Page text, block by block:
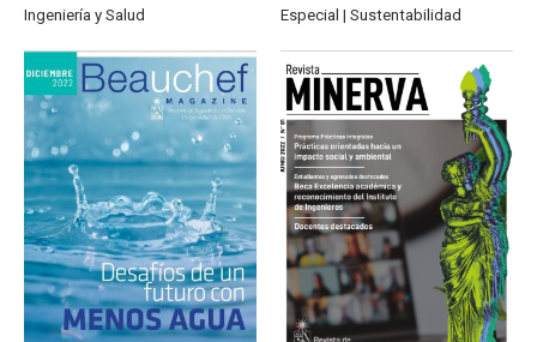
Ingeniería y Salud Especial | Sustentabilidad